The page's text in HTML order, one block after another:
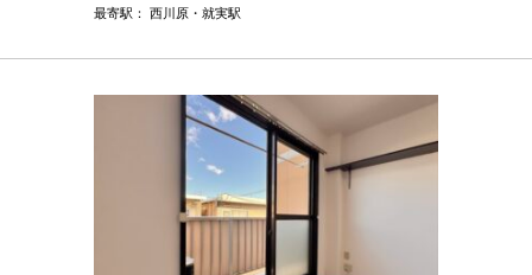
最寄駅： 西川原・就実駅